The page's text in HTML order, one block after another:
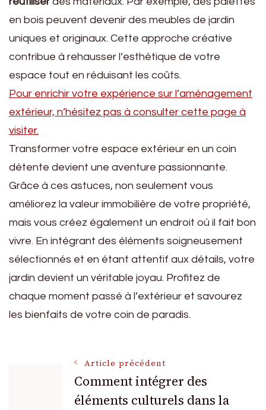
en bois peuvent devenir des meubles de jardin
uniques et originaux. Cette approche créative
contribue à rehausser l’esthétique de votre
espace tout en réduisant les coûts.
Pour enrichir votre expérience sur l’aménagement
extérieur, n’hésitez pas à consulter cette page à
visiter.
Transformer votre espace extérieur en un coin
détente devient une aventure passionnante.
Grâce à ces astuces, non seulement vous
améliorez la valeur immobilière de votre propriété,
mais vous créez également un endroit où il fait bon
vivre. En intégrant des éléments soigneusement
sélectionnés et en étant attentif aux détails, votre
jardin devient un véritable joyau. Profitez de
chaque moment passé à l’extérieur et savourez
les bienfaits de votre coin de paradis.
Navigation
Article précédent
Comment intégrer des
éléments culturels dans la